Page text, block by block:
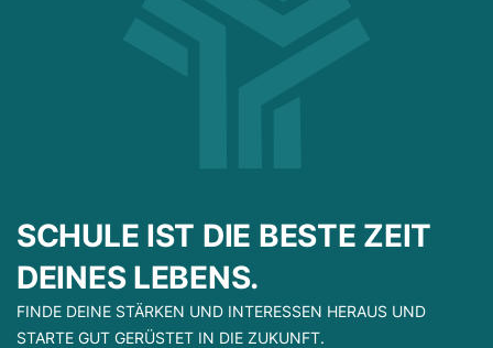
SCHULE IST DIE BESTE ZEIT
DEINES LEBENS.
FINDE DEINE STÄRKEN UND INTERESSEN HERAUS UND
STARTE GUT GERÜSTET IN DIE ZUKUNFT.